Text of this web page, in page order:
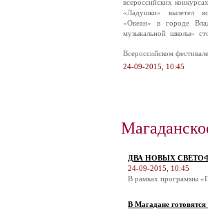
всероссийских
«Ладушки» вылетел
«Океан» в городе
музыкальной школы»
Всероссийском
24-09-2015, 10:45
ДВА НОВЫХ
24-09-2015, 10:45
В рамках программы
В Магадане